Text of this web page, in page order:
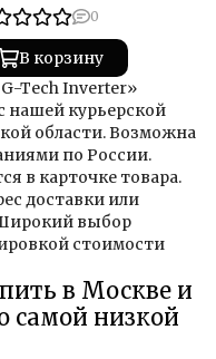
0
В корзину
Tech Inverter»
нашей курьерской
области. Возможна
по России.
в карточке товара.
доставки или
выбор
стоимости
в Москве и
самой низкой